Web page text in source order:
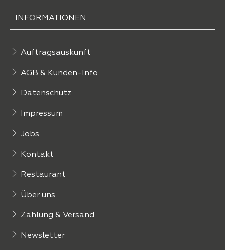
INFORMATIONEN
Auftragsauskunft
AGB & Kunden-Info
Datenschutz
Impressum
Jobs
Kontakt
Restaurant
Über uns
Zahlung & Versand
Newsletter